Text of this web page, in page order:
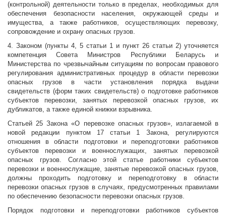
(контрольной) деятельности только в пределах, необходимых для
обеспечения безопасности населения, окружающей среды и
имущества, а также работников, осуществляющих перевозку,
сопровождение и охрану опасных грузов.
4. Законом (пункты 4, 5 статьи 1 и пункт 26 статьи 2) уточняется
компетенция Совета Министров Республики Беларусь и
Министерства по чрезвычайным ситуациям по вопросам правового
регулирования административных процедур в области перевозки
опасных грузов в части установления порядка выдачи
свидетельств (форм таких свидетельств) о подготовке работников
субъектов перевозки, занятых перевозкой опасных грузов, их
дубликатов, а также единой книжки взрывника.
Статьей 25 Закона «О перевозке опасных грузов», излагаемой в
новой редакции пунктом 17 статьи 1 Закона, регулируются
отношения в области подготовки и переподготовки работников
субъектов перевозки и военнослужащих, занятых перевозкой
опасных грузов. Согласно этой статье работники субъектов
перевозки и военнослужащие, занятые перевозкой опасных грузов,
должны проходить подготовку и переподготовку в области
перевозки опасных грузов в случаях, предусмотренных правилами
по обеспечению безопасности перевозки опасных грузов.
Порядок подготовки и переподготовки работников субъектов